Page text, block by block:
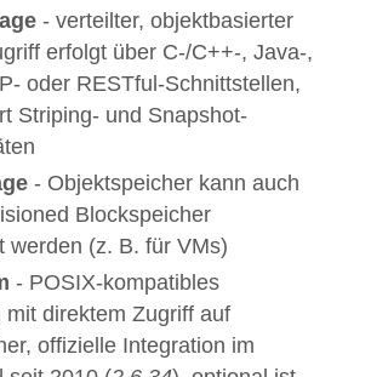
- verteilter, objektbasierter
erfolgt über C-/C++-, Java-,
oder RESTful-Schnittstellen,
Striping- und Snapshot-
- Objektspeicher kann auch
Blockspeicher
werden (z. B. für VMs)
- POSIX-kompatibles
mit direktem Zugriff auf
offizielle Integration im